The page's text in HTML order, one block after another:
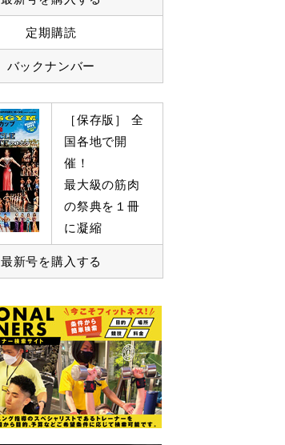
定期購読
バックナンバー
［保存版］ 全
国各地で開
催！
最大級の筋肉
の祭典を１冊
に凝縮
最新号を購入する